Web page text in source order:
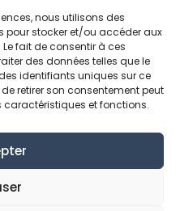
nous utilisons des
pour stocker et/ou accéder aux
fait de consentir à ces
des données telles que le
identifiants uniques sur ce
retirer son consentement peut
caractéristiques et fonctions.